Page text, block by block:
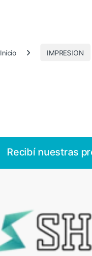
5
Inicio IMPRESION
Recibí nuestras